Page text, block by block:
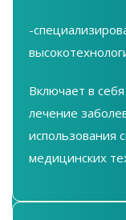
-
Включает в
лечение
использования
медицинских